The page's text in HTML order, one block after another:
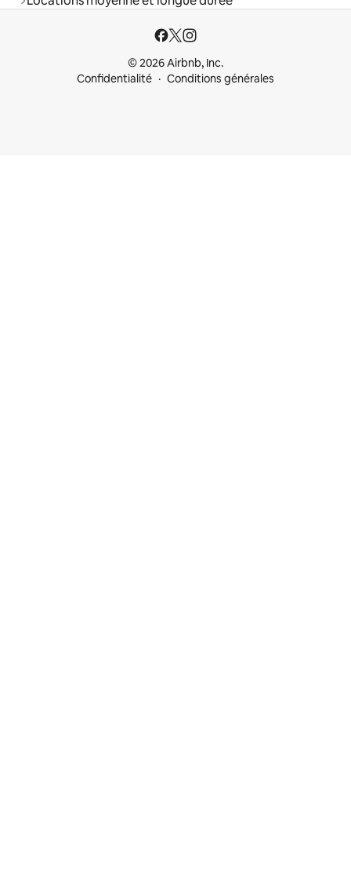
© 2026 Airbnb, Inc.
Confidentialité
Conditions générales